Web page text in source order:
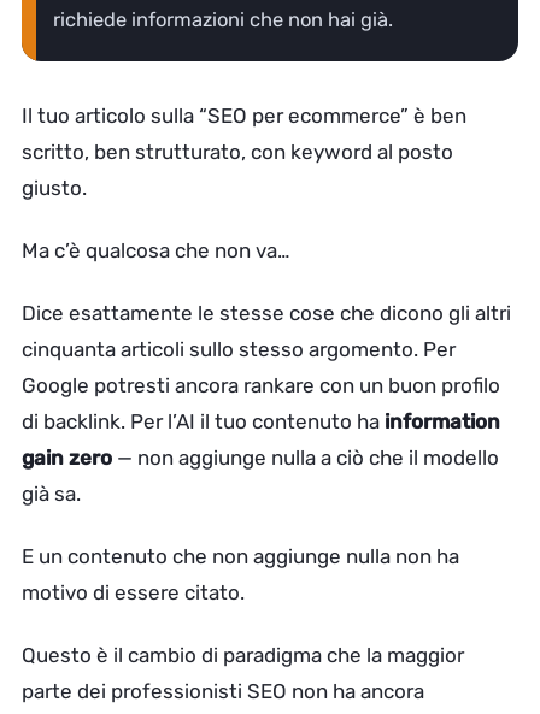
richiede informazioni che non hai già.
Il tuo articolo sulla “SEO per ecommerce” è ben
scritto, ben strutturato, con keyword al posto
giusto.
Ma c’è qualcosa che non va…
Dice esattamente le stesse cose che dicono gli altri
cinquanta articoli sullo stesso argomento. Per
Google potresti ancora rankare con un buon profilo
di backlink. Per l’AI il tuo contenuto ha information
gain zero — non aggiunge nulla a ciò che il modello
già sa.
E un contenuto che non aggiunge nulla non ha
motivo di essere citato.
Questo è il cambio di paradigma che la maggior
parte dei professionisti SEO non ha ancora